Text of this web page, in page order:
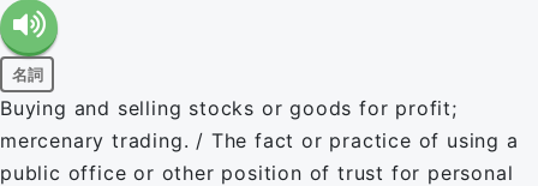
名詞
Buying and selling stocks or goods for profit;
mercenary trading. / The fact or practice of using a
public office or other position of trust for personal